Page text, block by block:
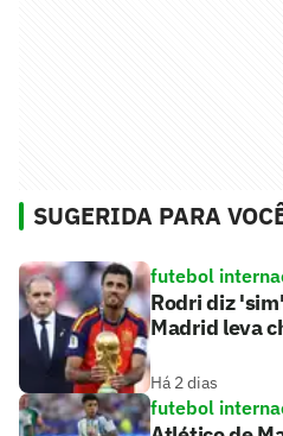
SUGERIDA PARA
futebol
Rodri diz
Madrid leva
Há 2 dias
futebol